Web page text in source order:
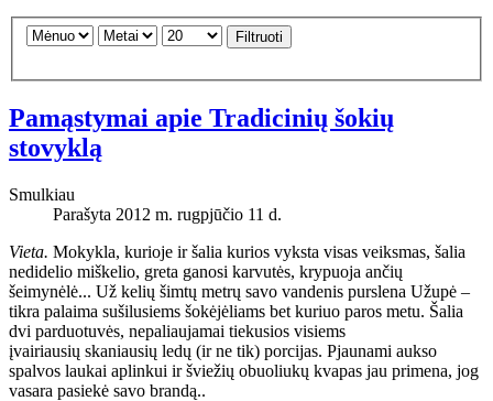
Filtruoti
Pamąstymai apie Tradicinių šokių
stovyklą
Smulkiau
Parašyta 2012 m. rugpjūčio 11 d.
Vieta. Mokykla, kurioje ir šalia kurios vyksta visas veiksmas, šalia
nedidelio miškelio, greta ganosi karvutės, krypuoja ančių
šeimynėlė... Už kelių šimtų metrų savo vandenis purslena Užupė –
tikra palaima sušilusiems šokėjėliams bet kuriuo paros metu. Šalia
dvi parduotuvės, nepaliaujamai tiekusios visiems
įvairiausių skaniausių ledų (ir ne tik) porcijas. Pjaunami aukso
spalvos laukai aplinkui ir šviežių obuoliukų kvapas jau primena, jog
vasara pasiekė savo brandą..